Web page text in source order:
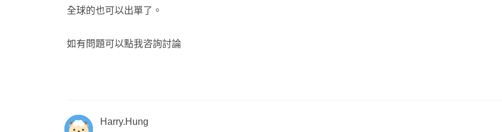
全球的也可以出單了。
如有問題可以點我咨詢討論
Harry.Hung